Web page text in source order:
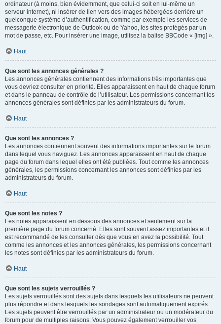
ordinateur (à moins, bien évidemment, que celui-ci soit en lui-même un
serveur internet), ni insérer de lien vers des images hébergées derrière un
quelconque système d’authentification, comme par exemple les services de
messagerie électronique de Outlook ou de Yahoo, les sites protégés par un
mot de passe, etc. Pour insérer une image, utilisez la balise BBCode « [img] ».
Haut
Que sont les annonces générales ?
Les annonces générales contiennent des informations très importantes que
vous devriez consulter en priorité. Elles apparaissent en haut de chaque forum
et dans le panneau de contrôle de l’utilisateur. Les permissions concernant les
annonces générales sont définies par les administrateurs du forum.
Haut
Que sont les annonces ?
Les annonces contiennent souvent des informations importantes sur le forum
dans lequel vous naviguez. Les annonces apparaissent en haut de chaque
page du forum dans lequel elles ont été publiées. Tout comme les annonces
générales, les permissions concernant les annonces sont définies par les
administrateurs du forum.
Haut
Que sont les notes ?
Les notes apparaissent en dessous des annonces et seulement sur la
première page du forum concerné. Elles sont souvent assez importantes et il
est recommandé de les consulter dès que vous en avez la possibilité. Tout
comme les annonces et les annonces générales, les permissions concernant
les notes sont définies par les administrateurs du forum.
Haut
Que sont les sujets verrouillés ?
Les sujets verrouillés sont des sujets dans lesquels les utilisateurs ne peuvent
plus répondre et dans lesquels les sondages sont automatiquement expirés.
Les sujets peuvent être verrouillés par un administrateur ou un modérateur du
forum pour de multiples raisons. Vous pouvez également verrouiller vos